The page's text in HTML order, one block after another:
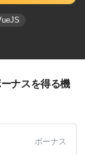
ナスを得る機
ボーナス